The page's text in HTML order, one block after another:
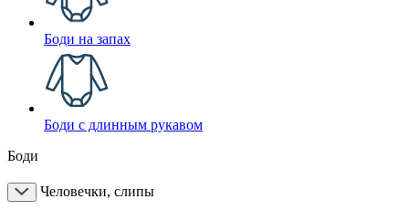
Боди на запах
Боди с длинным рукавом
Боди
Человечки, слипы